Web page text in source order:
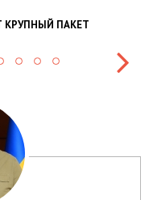
НАЦПОЛІЦІЯ ЛЯКАЄ